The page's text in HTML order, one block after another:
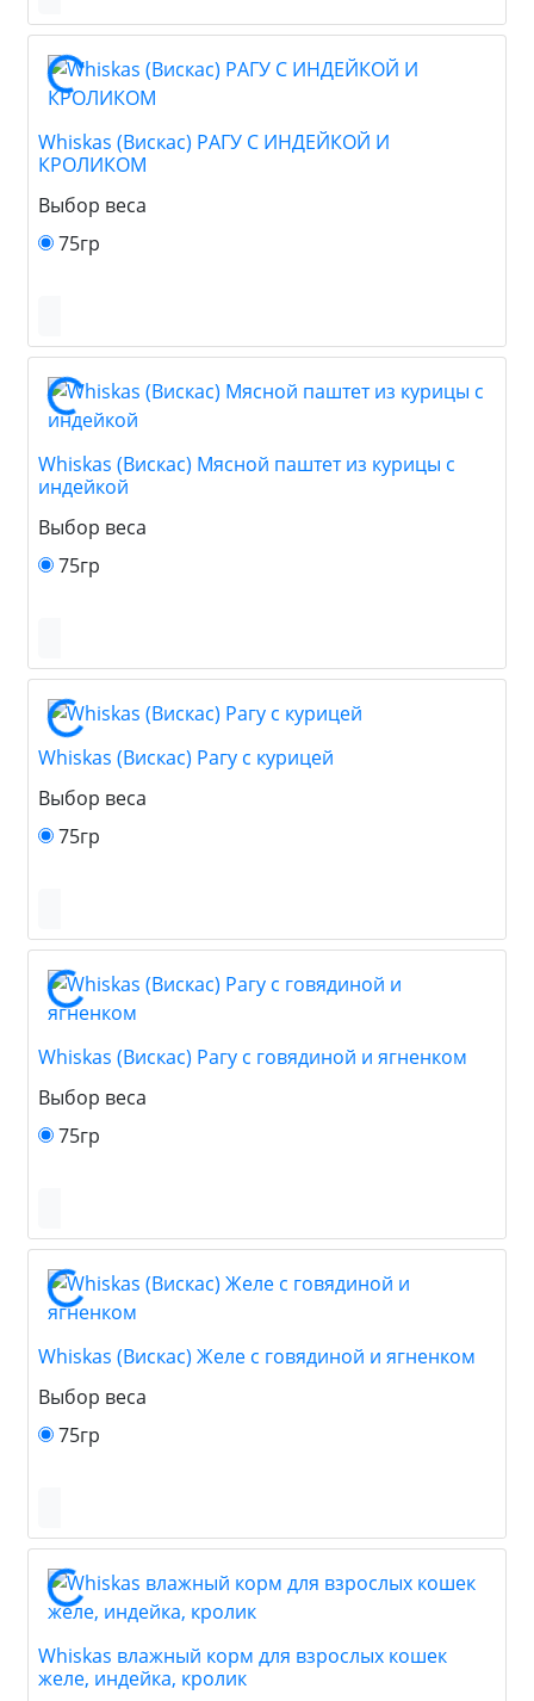
Whiskas (Вискас) РАГУ С ИНДЕЙКОЙ И
КРОЛИКОМ
Выбор веса
75гр
Whiskas (Вискас) Мясной паштет из курицы с
индейкой
Выбор веса
75гр
Whiskas (Вискас) Рагу с курицей
Выбор веса
75гр
Whiskas (Вискас) Рагу с говядиной и ягненком
Выбор веса
75гр
Whiskas (Вискас) Желе с говядиной и ягненком
Выбор веса
75гр
Whiskas влажный корм для взрослых кошек
желе, индейка, кролик